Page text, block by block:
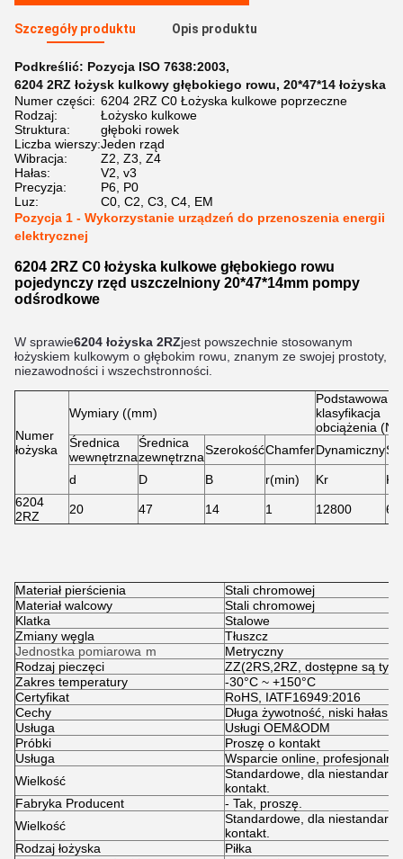
Szczegóły produktu Opis produktu
Podkreślić: Pozycja ISO 7638:2003,
6204 2RZ łożysk kulkowy głębokiego rowu, 20*47*14 łożyska
Numer części: 6204 2RZ C0 Łożyska kulkowe poprzeczne
Rodzaj:
Łożysko kulkowe
Struktura:
głęboki rowek
Liczba wierszy:Jeden rząd
Wibracja:
Z2, Z3, Z4
Hałas:
V2, v3
Precyzja:
P6, P0
Luz:
C0, C2, C3, C4, EM
Pozycja 1 - Wykorzystanie urządzeń do przenoszenia energii
elektrycznej
6204 2RZ C0 łożyska kulkowe głębokiego rowu
pojedynczy rzęd uszczelniony 20*47*14mm pompy
odśrodkowe
W sprawie6204 łożyska 2RZjest powszechnie stosowanym
łożyskiem kulkowym o głębokim rowu, znanym ze swojej prostoty,
niezawodności i wszechstronności.
Numer
łożyska
Wymiary ((mm)
Podstawowa
klasyfikacja
obciążenia (N)
Średnica
wewnętrzna
Średnica
zewnętrznaSzerokośćChamferDynamiczny
d D B r(min) Kr
6204
2RZ
20 47 14 1 12800
Materiał pierścienia
Stali chromowej
Materiał walcowy
Stali chromowej
Klatka
Stalowe
Zmiany węgla
Tłuszcz
Jednostka pomiarowa m
Metryczny
Rodzaj pieczęci
ZZ(2RS 2RZ, dostępne są
Zakres temperatury
-30°C ~ +150°C
Certyfikat
RoHS, IATF16949:2016
Cechy
Długa żywotność, niski hałas,
Usługa
Usługi OEM&ODM
Próbki
Proszę o kontakt
Usługa
Wsparcie online, profesjonalna
Wielkość
Standardowe, dla
kontakt.
Fabryka Producent
- Tak, proszę.
Wielkość
Standardowe, dla
kontakt.
Rodzaj łożyska
Piłka